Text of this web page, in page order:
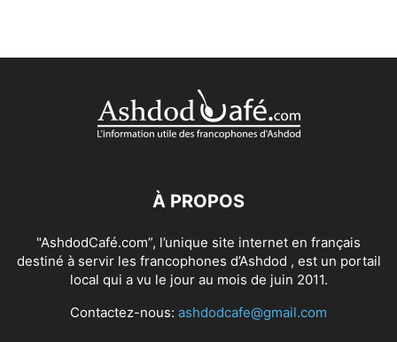
À PROPOS
"AshdodCafé.com”, l’unique site internet en français
destiné à servir les francophones d’Ashdod , est un portail
local qui a vu le jour au mois de juin 2011.
Contactez-nous: ashdodcafe@gmail.com